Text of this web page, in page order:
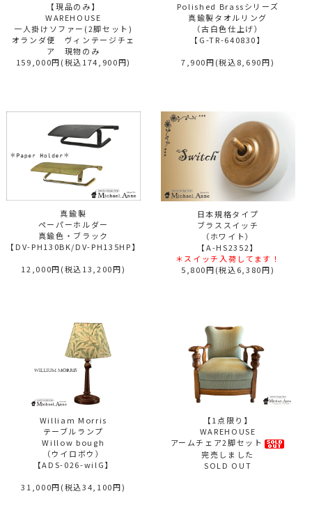
【現品のみ】
WAREHOUSE
一人掛けソファー(2脚セット)
オランダ便 ヴィンテージチェ
ア 現物のみ
159,000円(税込174,900円)
Polished Brassシリーズ
真鍮製タオルリング
（古白色仕上げ）
【G-TR-640830】
7,900円(税込8,690円)
真鍮製
ペーパーホルダー
真鍮色・ブラック
【DV-PH130BK/DV-PH135HP】
12,000円(税込13,200円)
日本規格タイプ
ブラススイッチ
（ホワイト）
【A-HS2352】
＊スイッチ入荷してます！
5,800円(税込6,380円)
William Morris
テーブルランプ
Willow bough
（ウイロボウ）
【ADS-026-wilG】
31,000円(税込34,100円)
【1点限り】
WAREHOUSE
アームチェア2脚セット
完売しました
SOLD OUT